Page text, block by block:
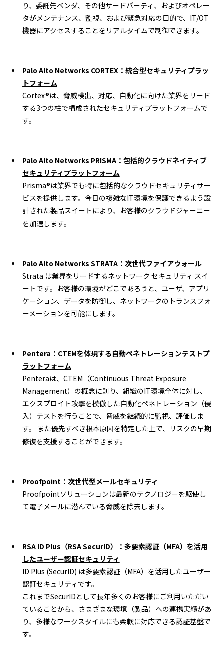
り、委託先ベンダ、その他サードパーティ、およびオペレー
タがメンテナンス、監視、および緊急対応の目的で、IT/OT
機器にアクセスすることをリアルタイムで制御できます。
Palo Alto Networks CORTEX：統合型セキュリティプラッ
トフォーム
Cortex®は、脅威検出、対応、自動化に向けた業界をリード
する3つの柱で構成されたセキュリティプラットフォームで
す。
Palo Alto Networks PRISMA：包括的クラウドネイティブ
セキュリティプラットフォーム
Prisma®は業界でも特に包括的なクラウドセキュリティサー
ビスを提供します。今日の複雑なIT環境を保護できるよう設
計された製品スイートにより、お客様のクラウドジャーニー
を加速します。
Palo Alto Networks STRATA：次世代ファイアウォール
Strata は業界をリードするネットワーク セキュリティ スイ
ートです。お客様の環境がどこであろうと、ユーザ、アプリ
ケーション、データを防御し、ネットワークのトランスフォ
ーメーションを可能にします。
Pentera：CTEMを体現する自動ペネトレーションテストプ
ラットフォーム
Penteraは、CTEM（Continuous Threat Exposure
Management）の概念に則り、組織のIT環境全体に対し、
エクスプロイト攻撃を模倣した自動化ペネトレーション（侵
入）テストを行うことで、脅威を継続的に監視、評価しま
す。 また優先すべき根本原因を特定した上で、リスクの早期
修復を支援することができます。
Proofpoint：次世代型メールセキュリティ
Proofpointソリューションは最新のテクノロジーを駆使し
て電子メールに潜んでいる脅威を除去します。
RSA ID Plus（RSA SecurID）：多要素認証（MFA）を活用
したユーザー認証セキュリティ
ID Plus (SecurID) は多要素認証（MFA）を活用したユーザー
認証セキュリティです。
これまでSecurIDとして長年多くのお客様にご利用いただい
ていることから、さまざまな環境（製品）への連携実績があ
り、多様なワークスタイルにも柔軟に対応できる認証基盤で
す。